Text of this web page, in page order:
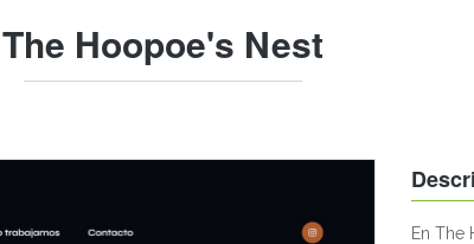
The Hoopoe's Nest
En The